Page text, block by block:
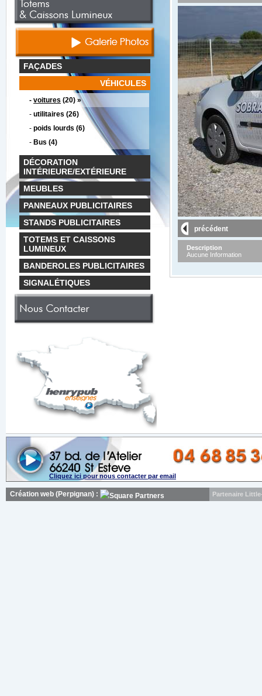
FAÇADES
VÉHICULES
- voitures (20) »
- utilitaires (26)
- poids lourds (6)
- Bus (4)
DÉCORATION
INTÉRIEURE/EXTÉRIEURE
MEUBLES
PANNEAUX PUBLICITAIRES
STANDS PUBLICITAIRES
TOTEMS ET CAISSONS
LUMINEUX
BANDEROLES PUBLICITAIRES
SIGNALÉTIQUES
précédent
Description
Aucune Information
Cliquez ici pour nous contacter par email
Création web (Perpignan) : Partenaire